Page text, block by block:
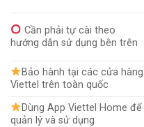
Cần phải tự cài theo
hướng dẫn sử dụng bên trên
Bảo hành tại các cửa hàng
Viettel trên toàn quốc
Dùng App Viettel Home để
quản lý và sử dụng